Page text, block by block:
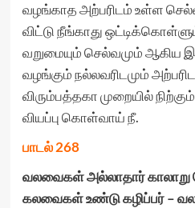
வழங்காத அற்பரிடம் உள்ள
விட்டு நீங்காது
வறுமையும் செல்வமும் ஆகிய
வழங்கும் நல்லவரிடமும்
விரும்பத்தகா முறையில்
வியப்பு கொள்வாய் நீ.
பாடல் 268
வலவைகள் அல்லாதார் காலாறு
கலவைகள் உண்டு கழிப்பர் –